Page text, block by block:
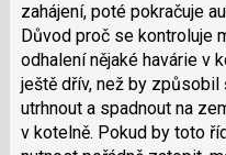
zahájení, poté pokračuje
Důvod proč se kontroluje
odhalení nějaké havárie v
ještě dřív, než by
utrhnout a spadnout na
v kotelně. Pokud by toto